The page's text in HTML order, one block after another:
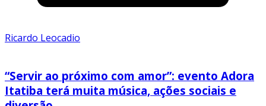
Ricardo Leocadio
“Servir ao próximo com amor”: evento Adora
Itatiba terá muita música, ações sociais e